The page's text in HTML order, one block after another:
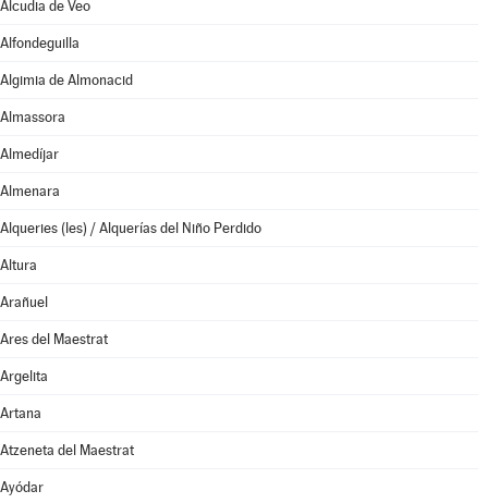
Alcudia de Veo
Alfondeguilla
Algimia de Almonacid
Almassora
Almedíjar
Almenara
Alqueries (les) / Alquerías del Niño Perdido
Altura
Arañuel
Ares del Maestrat
Argelita
Artana
Atzeneta del Maestrat
Ayódar